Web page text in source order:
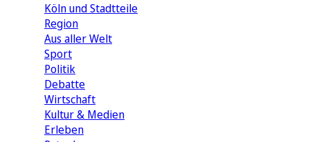
Köln und Stadtteile
Region
Aus aller Welt
Sport
Politik
Debatte
Wirtschaft
Kultur & Medien
Erleben